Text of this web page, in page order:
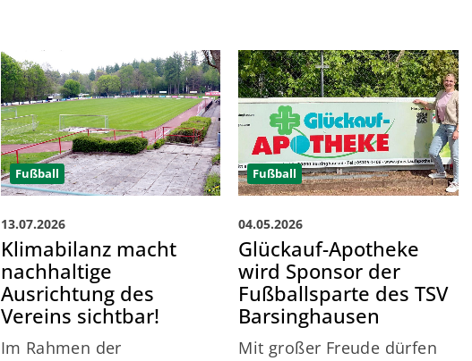
Fußball
13.07.2026
Klimabilanz macht
nachhaltige
Ausrichtung des
Vereins sichtbar!
Im Rahmen der
Fußball
04.05.2026
Glückauf-Apotheke
wird Sponsor der
Fußballsparte des TSV
Barsinghausen
Mit großer Freude dürfen